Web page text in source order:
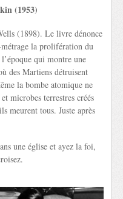
(1953)
(1898). Le livre dénonce
la prolifération du
qui montre une
des Martiens détruisent
la bombe atomique ne
microbes terrestres créés
meurent tous. Juste après
une église et ayez la foi,